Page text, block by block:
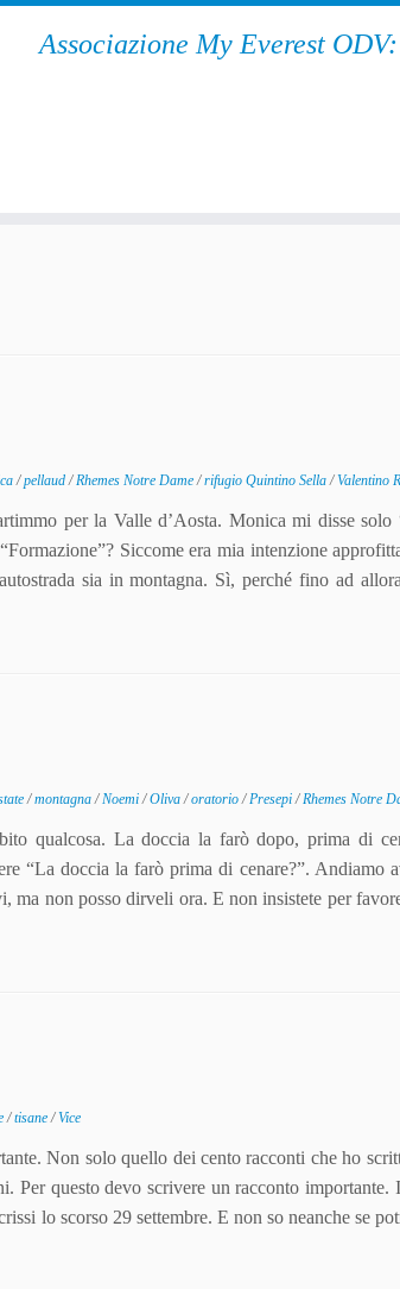
Associazione My Everest
/pellaud/Rhemes Notre Dame/rifugio Quintino Sella/Valentino
per la Valle d’Aosta. Monica mi disse solo
Siccome era mia intenzione
sia in montagna. Sì, perché fino ad
/montagna/Noemi/Oliva/oratorio/Presepi/Rhemes Notre
qualcosa. La doccia la farò dopo, prima di
“La doccia la farò prima di cenare?”. Andiamo
non posso dirveli ora. E non insistete per
/tisane/Vice
Non solo quello dei cento racconti che ho
questo devo scrivere un racconto importante.
lo scorso 29 settembre. E non so neanche se